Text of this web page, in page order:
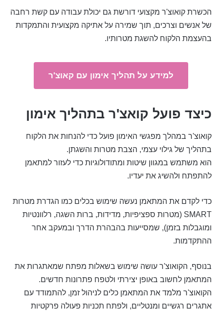
הכשרת קואוצ'ר מקצועי דורשת גם יכולת עבודה עם קשת רחבה
של אנשים וצרכים, תוך שמירה על אתיקה מקצועית והתמקדות
בהעצמת הלקוח להשגת מטרותיו.
למידע על תהליך אימון עם קאוצ'ר
כיצד פועל קואצ'ר בתהליך אימון
קואוצ'ר במהלך מפגשי האימון פועל כדי להנחות את הלקוח
בתהליך של גילוי עצמי, הצבת מטרות והשגתן.
הוא משתמש במגוון שיטות ומתודולוגיות כדי לעזור למתאמן
להתפתח ולהשיג את יעדיו.
כדי לקדם את המתאמן נעשה שימוש בכלים כמו הגדרת מטרות
SMART (מטרות ספציפיות, מדידות, ברות השגה, רלוונטיות
ומוגבלות בזמן), שמסייעות בהבהרת הדרך ובמעקב אחר
ההתקדמות.
בנוסף, הקואוצ'ר עושה שימוש בשאלות מפתח שמאתגרות את
המתאמן לחשוב באופן יצירתי ולטפח פתרונות חדשים.
הקואוצ'ר מלמד את המתאמן כלים לניהול זמן, להתמודד עם
אתגרים רגשיים ומנטליים, ולפתח תכניות פעולה פרקטיות